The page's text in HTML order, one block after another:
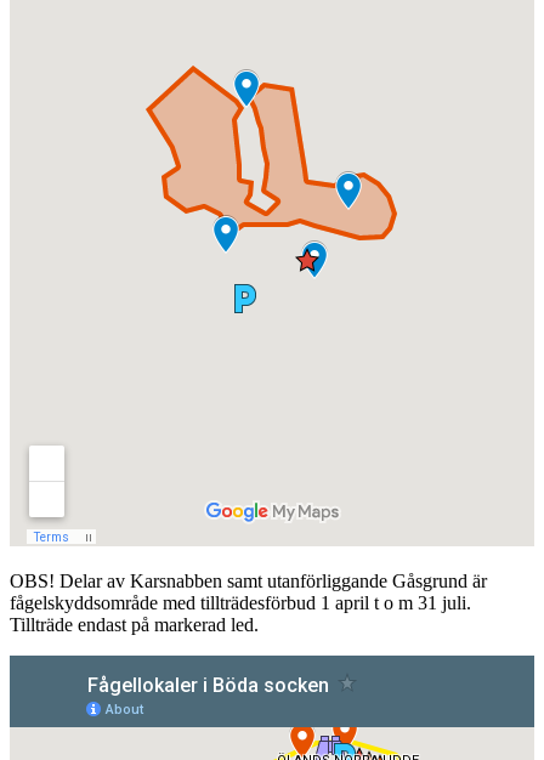
OBS! Delar av Karsnabben samt utanförliggande Gåsgrund är
fågelskyddsområde med tillträdesförbud 1 april t o m 31 juli.
Tillträde endast på markerad led.